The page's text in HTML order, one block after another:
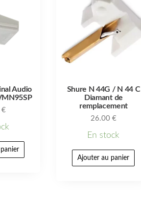
Audio
€
Shure N 44G / N 44 C
Diamant de
remplacement
26.00 €
En stock
Ajouter au panier